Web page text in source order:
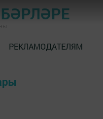
РЕКЛАМОДАТЕЛЯМ